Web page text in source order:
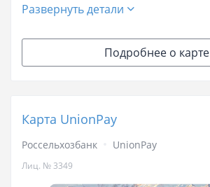
Развернуть детали
Подробнее о карте
Карта UnionPay
Россельхозбанк UnionPay
Лиц. № 3349